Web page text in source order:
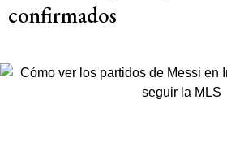
confirmados